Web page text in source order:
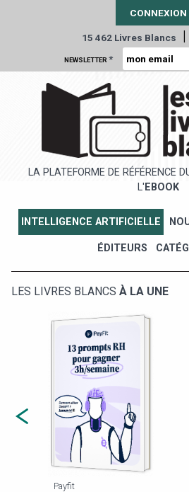
CONNEXION
15 462 Livres Blancs |
NEWSLETTER *
LA PLATEFORME DE RÉFÉRENCE
L' EBOOK
INTELLIGENCE ARTIFICIELLE
ÉDITEURS
LES LIVRES BLANCS À LA UNE
Payfit